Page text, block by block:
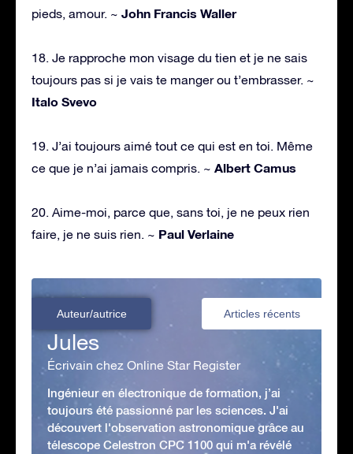
pieds, amour. ~ John Francis Waller
18. Je rapproche mon visage du tien et je ne sais
toujours pas si je vais te manger ou t’embrasser. ~
Italo Svevo
19. J’ai toujours aimé tout ce qui est en toi. Même
ce que je n’ai jamais compris. ~ Albert Camus
20. Aime-moi, parce que, sans toi, je ne peux rien
faire, je ne suis rien. ~ Paul Verlaine
Auteur/autrice Articles récents
Jules
Écrivain chez Online Star Register
Ingénieur en électronique de formation, j’ai
toujours été passionné par les sciences. J'ai
découvert l'observation astronomique grâce au
télescope Celestron CPC 1100 qui m'a révélé